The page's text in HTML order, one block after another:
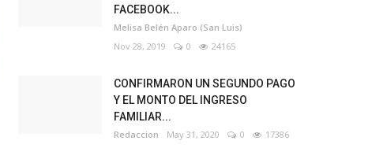
FACEBOOK...
Melisa Belén Aparo (San Luis)
Nov 28, 2019
0 24165
CONFIRMARON UN SEGUNDO PAGO
Y EL MONTO DEL INGRESO
FAMILIAR...
Redaccion May 31, 2020 0 17386